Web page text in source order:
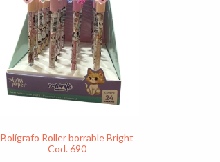
Bolígrafo Roller borrable Bright
Cod. 690